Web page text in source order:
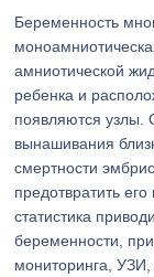
Беременность
амниотической
ребенка и
появляются узлы.
вынашивания
смертности
предотвратить
статистика
беременности,
мониторинга,